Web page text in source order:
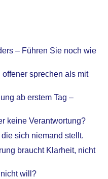
– Führen Sie noch wie
sprechen als mit
ab erstem Tag –
keine Verantwortung?
sich niemand stellt.
braucht Klarheit, nicht
will?